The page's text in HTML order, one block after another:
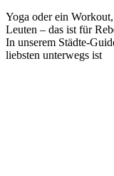
Yoga oder ein
Leuten – das ist für
In unserem Städte-
liebsten unterwegs ist